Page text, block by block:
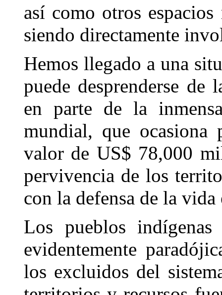
así como otros
siendo directamente
Hemos llegado a una
puede desprenderse de
en parte de la
mundial, que ocasiona
valor de US$ 78,000
pervivencia de los
con la defensa de la vida
Los pueblos
evidentemente
los excluidos del